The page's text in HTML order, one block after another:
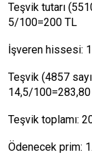
Teşvik tutarı
5/100=200 TL
İşveren hissesi:
Teşvik (4857
14,5/
Teşvik toplamı:
Ödenecek prim: